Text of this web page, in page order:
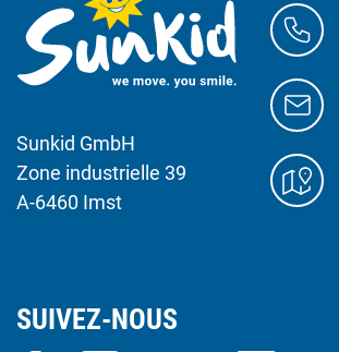
Sunkid GmbH
Zone industrielle 39
A-6460 Imst
SUIVEZ-NOUS